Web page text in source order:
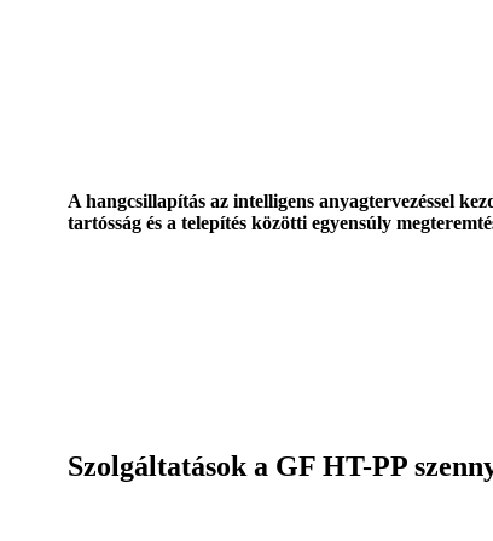
A hangcsillapítás az intelligens anyagtervezéssel
tartósság és a telepítés közötti egyensúly
Szolgáltatások a GF HT-PP